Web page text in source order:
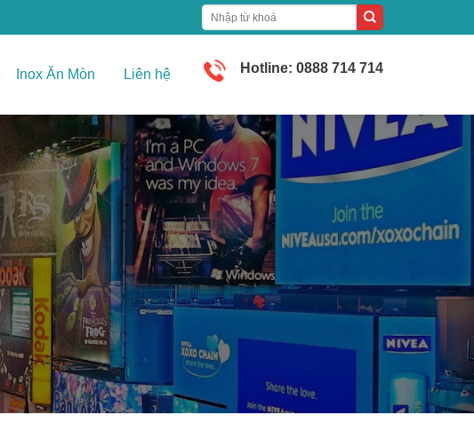
Inox Ăn Mòn Liên hệ Hotline: 0888 714 714